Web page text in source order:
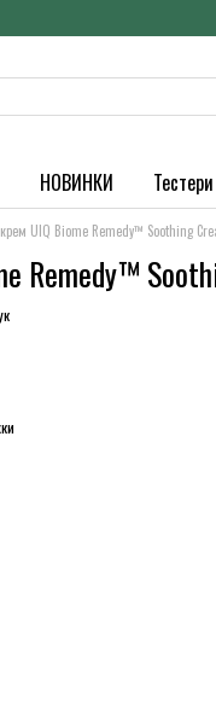
НОВИНКИ
крем UIQ Biome Remedy™ Soothing
Remedy™